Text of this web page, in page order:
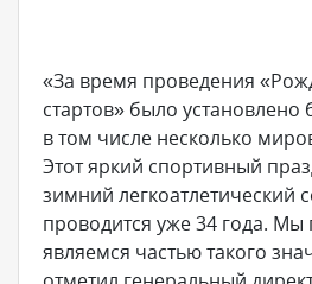
«За время проведения
стартов» было установлено
в том числе несколько
Этот яркий спортивный
зимний легкоатлетический
проводится уже 34 года. Мы
являемся частью такого